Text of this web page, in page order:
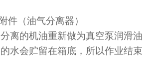
件（油气分离器）
分离的机油重新做为真空泵润滑油
水会贮留在箱底，所以作业结束